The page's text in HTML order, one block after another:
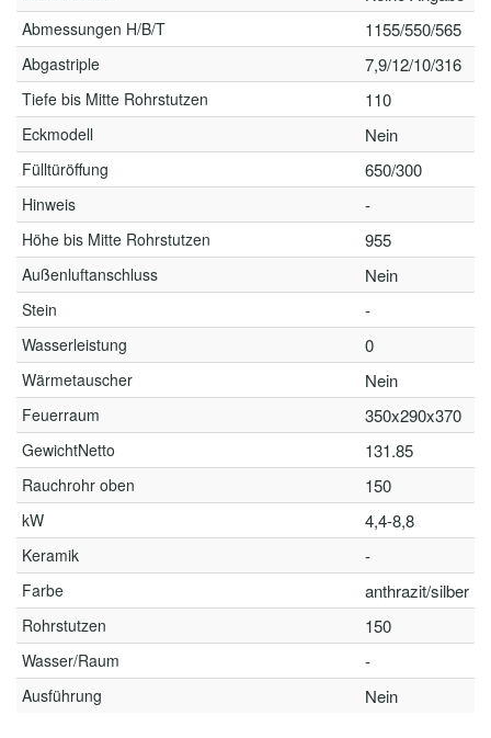
Abmessungen H/B/T 1155/550/565
Abgastriple 7,9/12/10/316
Tiefe bis Mitte Rohrstutzen 110
Eckmodell Nein
Fülltüröffung 650/300
Hinweis -
Höhe bis Mitte Rohrstutzen 955
Außenluftanschluss Nein
Stein -
Wasserleistung 0
Wärmetauscher Nein
Feuerraum 350x290x370
GewichtNetto 131.85
Rauchrohr oben 150
kW 4,4-8,8
Keramik -
Farbe anthrazit/silber
Rohrstutzen 150
Wasser/Raum -
Ausführung Nein